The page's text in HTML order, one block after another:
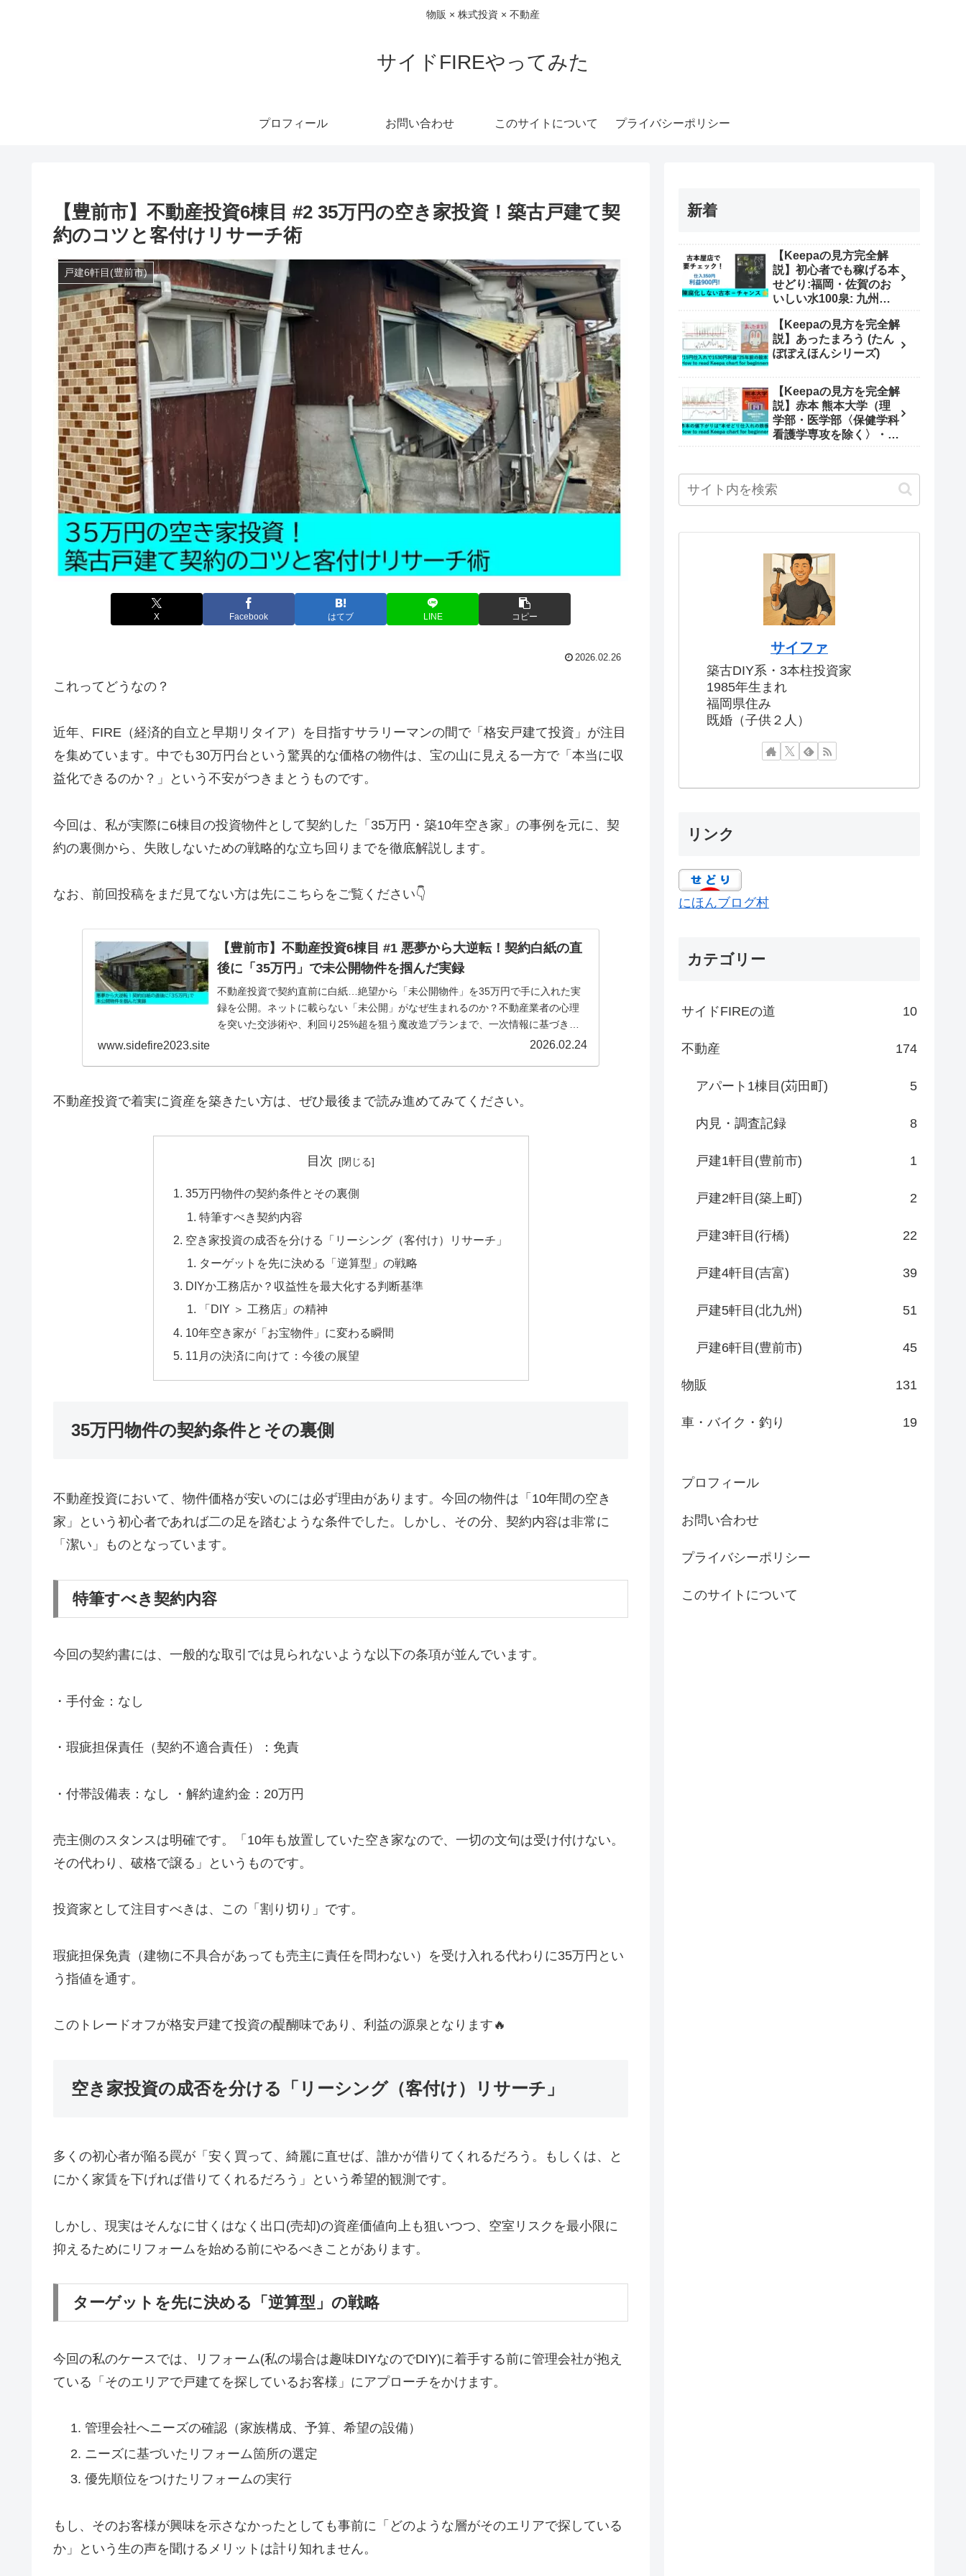
物販 × 株式投資 × 不動産
サイドFIREやってみた
プロフィール お問い合わせ このサイトについて プライバシーポリシー
【豊前市】不動産投資6棟目 #2 35万円の空き家投資！築古戸建て契
約のコツと客付けリサーチ術
戸建6軒目(豊前市)
X Facebook はてブ LINE コピー
2026.02.26
これってどうなの？
近年、FIRE（経済的自立と早期リタイア）を目指すサラリーマンの間で「格安戸建て投資」が注目
を集めています。中でも30万円台という驚異的な価格の物件は、宝の山に見える一方で「本当に収
益化できるのか？」という不安がつきまとうものです。
今回は、私が実際に6棟目の投資物件として契約した「35万円・築10年空き家」の事例を元に、契
約の裏側から、失敗しないための戦略的な立ち回りまでを徹底解説します。
なお、前回投稿をまだ見てない方は先にこちらをご覧ください👇
【豊前市】不動産投資6棟目 #1 悪夢から大逆転！契約白紙の直
後に「35万円」で未公開物件を掴んだ実録
不動産投資で契約直前に白紙…絶望から「未公開物件」を35万円で手に入れた実
録を公開。ネットに載らない「未公開」がなぜ生まれるのか？不動産業者の心理
を突いた交渉術や、利回り25%超を狙う魔改造プランまで、一次情報に基づき徹
www.sidefire2023.site 2026.02.24
不動産投資で着実に資産を築きたい方は、ぜひ最後まで読み進めてみてください。
目次
35万円物件の契約条件とその裏側
特筆すべき契約内容
空き家投資の成否を分ける「リーシング（客付け）リサーチ」
ターゲットを先に決める「逆算型」の戦略
DIYか工務店か？収益性を最大化する判断基準
「DIY ＞ 工務店」の精神
10年空き家が「お宝物件」に変わる瞬間
11月の決済に向けて：今後の展望
35万円物件の契約条件とその裏側
不動産投資において、物件価格が安いのには必ず理由があります。今回の物件は「10年間の空き
家」という初心者であれば二の足を踏むような条件でした。しかし、その分、契約内容は非常に
「潔い」ものとなっています。
特筆すべき契約内容
今回の契約書には、一般的な取引では見られないような以下の条項が並んでいます。
・手付金：なし
・瑕疵担保責任（契約不適合責任）：免責
・付帯設備表：なし ・解約違約金：20万円
売主側のスタンスは明確です。「10年も放置していた空き家なので、一切の文句は受け付けない。
その代わり、破格で譲る」というものです。
投資家として注目すべきは、この「割り切り」です。
瑕疵担保免責（建物に不具合があっても売主に責任を問わない）を受け入れる代わりに35万円とい
う指値を通す。
このトレードオフが格安戸建て投資の醍醐味であり、利益の源泉となります🔥
空き家投資の成否を分ける「リーシング（客付け）リサーチ」
多くの初心者が陥る罠が「安く買って、綺麗に直せば、誰かが借りてくれるだろう。もしくは、と
にかく家賃を下げれば借りてくれるだろう」という希望的観測です。
しかし、現実はそんなに甘くはなく出口(売却)の資産価値向上も狙いつつ、空室リスクを最小限に
抑えるためにリフォームを始める前にやるべきことがあります。
ターゲットを先に決める「逆算型」の戦略
今回の私のケースでは、リフォーム(私の場合は趣味DIYなのでDIY)に着手する前に管理会社が抱え
ている「そのエリアで戸建てを探しているお客様」にアプローチをかけます。
管理会社へニーズの確認（家族構成、予算、希望の設備）
ニーズに基づいたリフォーム箇所の選定
優先順位をつけたリフォームの実行
もし、そのお客様が興味を示さなかったとしても事前に「どのような層がそのエリアで探している
か」という生の声を聞けるメリットは計り知れません。
新着
【Keepaの見方完全解
説】初心者でも稼げる本
せどり:福岡・佐賀のお
いしい水100泉: 九州北
介!
【Keepaの見方を完全解
説】あったまろう (たん
ぽぽえほんシリーズ)
【Keepaの見方を完全解
説】赤本 熊本大学（理
学部・医学部〈保健学科
看護学専攻を除く〉・薬
サイファ
築古DIY系・3本柱投資家
1985年生まれ
福岡県住み
既婚（子供２人）
リンク
にほんブログ村
カテゴリー
サイドFIREの道 10
不動産 174
アパート1棟目(苅田町) 5
内見・調査記録 8
戸建1軒目(豊前市) 1
戸建2軒目(築上町) 2
戸建3軒目(行橋) 22
戸建4軒目(吉富) 39
戸建5軒目(北九州) 51
戸建6軒目(豊前市) 45
物販 131
車・バイク・釣り 19
プロフィール
お問い合わせ
プライバシーポリシー
このサイトについて